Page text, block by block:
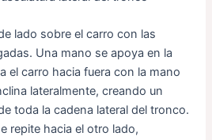
lado sobre el carro con las
Una mano se apoya en la
el carro hacia fuera con la mano
lateralmente, creando un
toda la cadena lateral del tronco.
repite hacia el otro lado,